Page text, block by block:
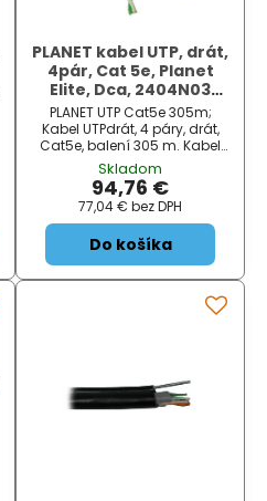
PLANET kabel UTP, drát,
4pár, Cat 5e, Planet
Elite, Dca, 2404N03
(balení 305m)
PLANET UTP Cat5e 305m;
Kabel UTPdrát, 4 páry, drát,
Cat5e, balení 305 m. Kabel
pro realizací sítí Fast Ethernet
(IEEE 802.3u), Gigabit Ethernet
(IEEE 802.3ab), Ethernet (IEEE
802.3), 100 VgAnyLAN (IEEE
802.12), Toke...
Skladom
94,76 €
77,04 € bez DPH
Do košíka